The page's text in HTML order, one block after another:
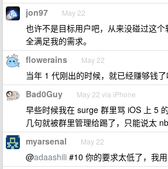
jon97 May 22
也许不是目标用户吧，从来没碰过这
全满足我的需求。
flowerains May 22
当年 1 代刚出的时候，就已经赚够钱了
Bad0Guy May 22 via iPhone
早些时候我在 surge 群里骂 iOS 上 5
几句就被群里管理给踢了，只能说太
myarsenal May 22
@adaashili #10 你的要求太低了，我